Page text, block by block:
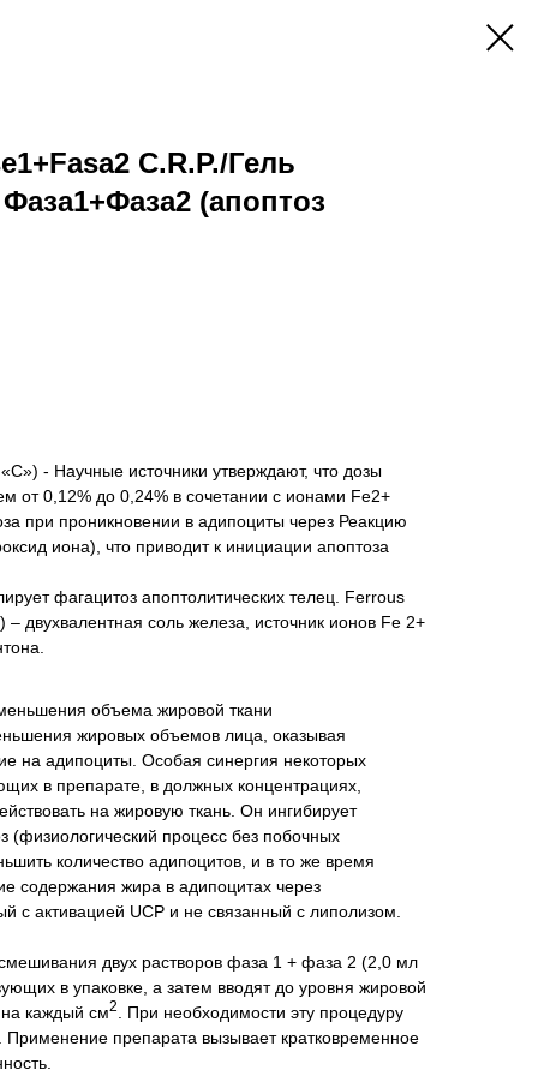
C.R.P./Гель
(апоптоз
- Научные источники утверждают, что дозы
от 0,12% до 0,24% в сочетании с ионами Fe2+
при проникновении в адипоциты через Реакцию
иона), что приводит к инициации апоптоза
фагацитоз апоптолитических телец. Ferrous
двухвалентная соль железа, источник ионов Fe 2+
объема жировой ткани
жировых объемов лица, оказывая
на адипоциты. Особая cинергия некоторых
в препарате, в должных концентрациях,
на жировую ткань. Он ингибирует
(физиологический процесс без побочных
количество адипоцитов, и в то же время
содержания жира в адипоцитах через
с активацией UCP и не связанный с липолизом.
двух растворов фаза 1 + фаза 2 (2,0 мл
в упаковке, а затем вводят до уровня жировой
каждый см2
. При необходимости эту процедуру
Применение препарата вызывает кратковременное